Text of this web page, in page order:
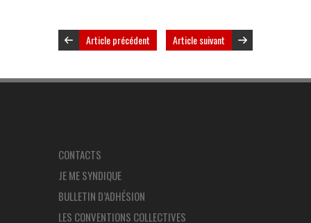
Article précédent Article suivant
CONTACTS
JE ME SYNDIQUE
BULLETIN D’ADHÉSION
LES CONVENTIONS COLLECTIVES